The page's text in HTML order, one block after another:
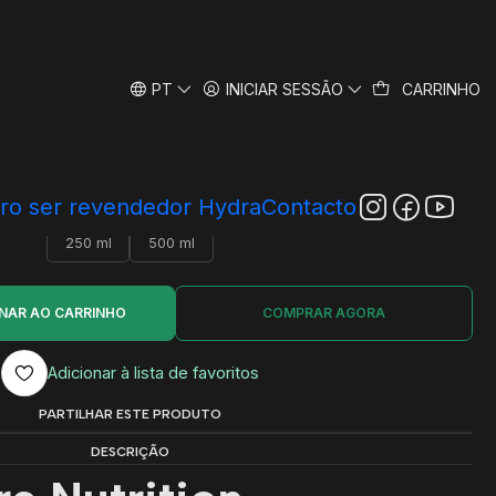
PT INICIAR SESSÃO CARRINHO
ser revendedor HydraContacto
Core Nutrition
TAMANHO
250 ml
500 ml
AO CARRINHO COMPRAR AGORA
Adicionar à lista de favoritos
PARTILHAR ESTE PRODUTO
DESCRIÇÃO